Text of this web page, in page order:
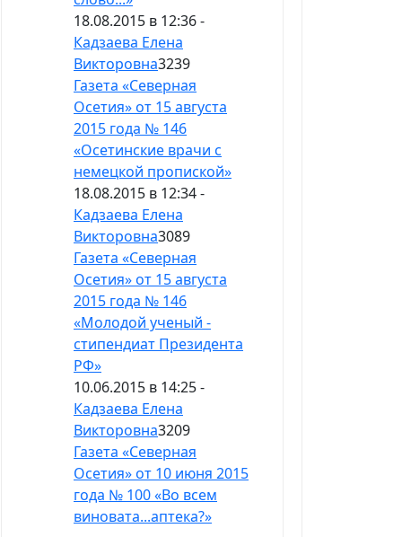
18.08.2015 в 12:36 -
Кадзаева Елена
Викторовна3239
Газета «Северная
Осетия» от 15 августа
2015 года № 146
«Осетинские врачи с
немецкой пропиской»
18.08.2015 в 12:34 -
Кадзаева Елена
Викторовна3089
Газета «Северная
Осетия» от 15 августа
2015 года № 146
«Молодой ученый -
стипендиат Президента
РФ»
10.06.2015 в 14:25 -
Кадзаева Елена
Викторовна3209
Газета «Северная
Осетия» от 10 июня 2015
года № 100 «Во всем
виновата...аптека?»